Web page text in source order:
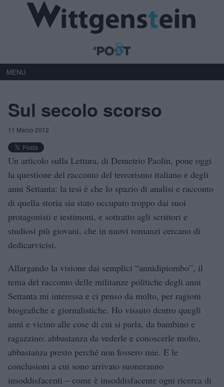
MENU
Sul secolo scorso
11 Marzo 2012
Un articolo sulla Lettura, di Demetrio Paolin, pone oggi
la questione del racconto del terrorismo italiano e degli
anni Settanta: la tesi è che lo spazio di analisi e racconto
di quella storia sia stato occupato troppo dai suoi
protagonisti e testimoni, e sottratto agli scrittori e
studiosi più giovani, che in nuovi romanzi cercano di
dedicarvicisi.
Allargando la visione dai semplici “annidipiombo”, il
tema del racconto delle militanze politiche degli anni
Settanta mi interessa e ci penso da molto, per ragioni
biografiche e giornalistiche. Ho vissuto dentro quegli
anni e vicino alle cose di cui si parla, da bambino e
ragazzino: abbastanza da vederle e conoscerle molto,
abbastanza presto perché non fossero mie. E le
conclusioni a cui sono arrivato suoneranno
insoddisfacenti – come è insoddisfacente ogni ricerca di